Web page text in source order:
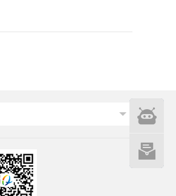
智能
问答
网站建设
意见征集